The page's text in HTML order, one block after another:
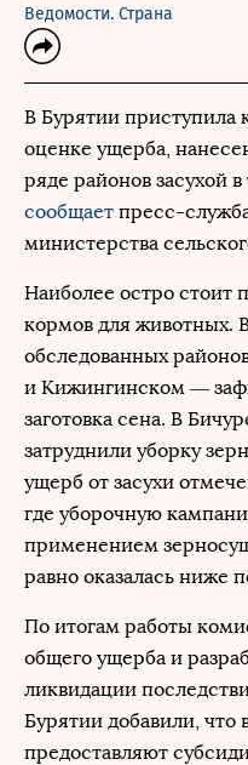
Ведомости. Страна
В Бурятии приступила
оценке ущерба,
ряде районов засухой
сообщает пресс-
министерства
Наиболее остро стоит
кормов для животных.
обследованных
и Кижингинском —
заготовка сена. В
затруднили уборку
ущерб от засухи
где уборочную
применением
равно оказалась ниже
По итогам работы
общего ущерба и
ликвидации
Бурятии добавили, что
предоставляют